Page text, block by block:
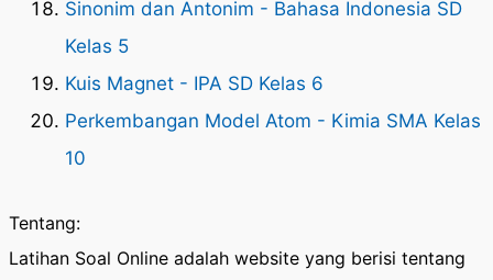
Sinonim dan Antonim - Bahasa Indonesia SD
Kelas 5
Kuis Magnet - IPA SD Kelas 6
Perkembangan Model Atom - Kimia SMA Kelas
10
Tentang:
Latihan Soal Online adalah website yang berisi tentang